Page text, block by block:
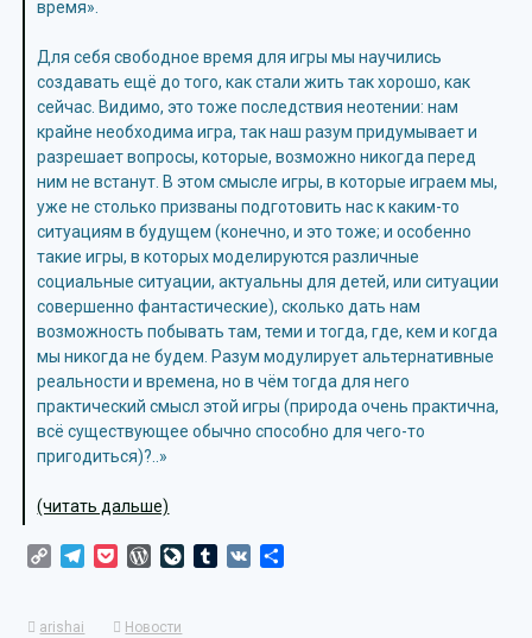
время».
Для себя свободное время для игры мы научились
создавать ещё до того, как стали жить так хорошо, как
сейчас. Видимо, это тоже последствия неотении: нам
крайне необходима игра, так наш разум придумывает и
разрешает вопросы, которые, возможно никогда перед
ним не встанут. В этом смысле игры, в которые играем мы,
уже не столько призваны подготовить нас к каким-то
ситуациям в будущем (конечно, и это тоже; и особенно
такие игры, в которых моделируются различные
социальные ситуации, актуальны для детей, или ситуации
совершенно фантастические), сколько дать нам
возможность побывать там, теми и тогда, где, кем и когда
мы никогда не будем. Разум модулирует альтернативные
реальности и времена, но в чём тогда для него
практический смысл этой игры (природа очень практична,
всё существующее обычно способно для чего-то
пригодиться)?..»
(читать дальше)
Copy TelegramPocketWordPress
LiveJournal
Tumblr
VK
arishai
Новости